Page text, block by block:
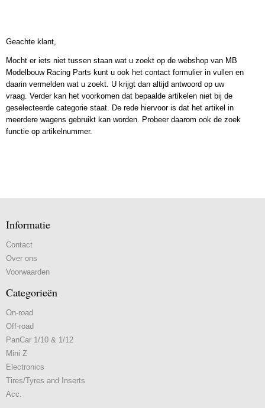
Geachte klant,
Mocht er iets niet tussen staan wat u zoekt op de webshop van MB
Modelbouw Racing Parts kunt u ook het contact formulier in vullen en
daarin vermelden wat u zoekt. U krijgt dan altijd antwoord op uw
vraag. Verder kan het voorkomen dat bepaalde artikelen niet bij de
geselecteerde categorie staat. De rede hiervoor is dat het artikel in
meerdere wagens gebruikt kan worden. Probeer daarom ook de zoek
functie op artikelnummer.
Informatie
Contact
Over ons
Voorwaarden
Categorieën
On-road
Off-road
PanCar 1/10 & 1/12
Mini Z
Electronics
Tires/Tyres and Inserts
Acc.